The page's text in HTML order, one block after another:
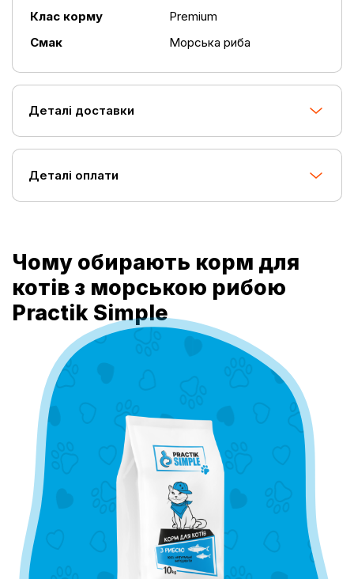
Клас корму
Premium
Смак
Морська риба
Деталі доставки
Деталі оплати
Чому обирають корм для
котів з морською рибою
Practik Simple